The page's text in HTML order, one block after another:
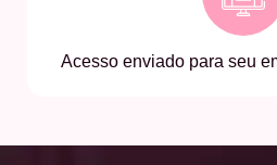
Acesso enviado para seu